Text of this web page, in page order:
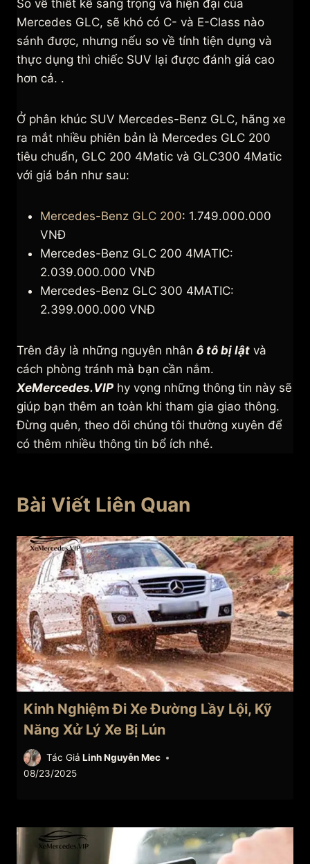
So về thiết kế sang trọng và hiện đại của
Mercedes GLC, sẽ khó có C- và E-Class nào
sánh được, nhưng nếu so về tính tiện dụng và
thực dụng thì chiếc SUV lại được đánh giá cao
hơn cả. .
Ở phân khúc SUV Mercedes-Benz GLC, hãng xe
ra mắt nhiều phiên bản là Mercedes GLC 200
tiêu chuẩn, GLC 200 4Matic và GLC300 4Matic
với giá bán như sau:
Mercedes-Benz GLC 200: 1.749.000.000
VNĐ
Mercedes-Benz GLC 200 4MATIC:
2.039.000.000 VNĐ
Mercedes-Benz GLC 300 4MATIC:
2.399.000.000 VNĐ
Trên đây là những nguyên nhân ô tô bị lật và
cách phòng tránh mà bạn cần nắm.
XeMercedes.VIP hy vọng những thông tin này sẽ
giúp bạn thêm an toàn khi tham gia giao thông.
Đừng quên, theo dõi chúng tôi thường xuyên để
có thêm nhiều thông tin bổ ích nhé.
Bài Viết Liên Quan
Kinh Nghiệm Đi Xe Đường Lầy Lội, Kỹ
Năng Xử Lý Xe Bị Lún
Tác Giả Linh Nguyễn Mec
08/23/2025